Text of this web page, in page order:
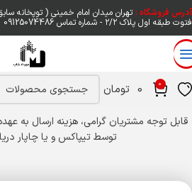
آدرس فروشگاه :تهران میدان امام خمینی ( توپخانه
فتوت طبقه اول پلاک ۲/۲ - شماره تماس 09125074486
0
0 تومان
قابل توجه مشتریان گرامی، هزینه ارسال به
توسط تیپاکس و یا چاپار